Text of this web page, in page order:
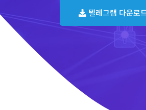
텔레그램 다운로